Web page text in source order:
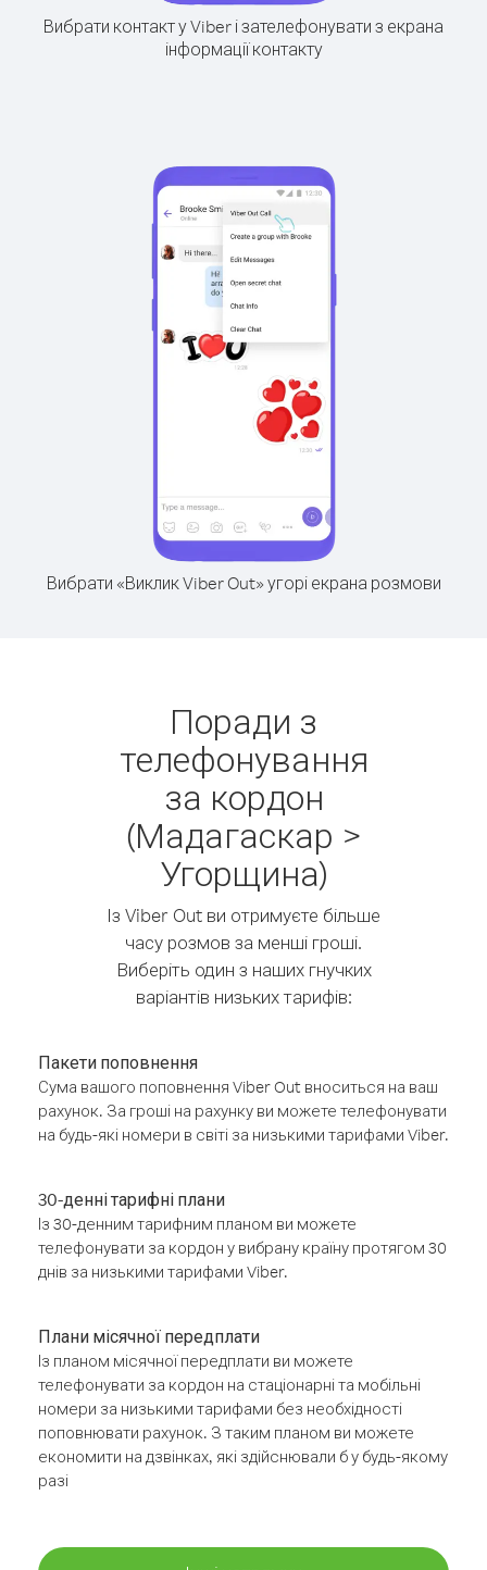
Вибрати контакт у Viber і зателефонувати з екрана
інформації контакту
Вибрати «Виклик Viber Out» угорі екрана розмови
Поради з
телефонування
за кордон
(Мадагаскар >
Угорщина)
Із Viber Out ви отримуєте більше
часу розмов за менші гроші.
Виберіть один з наших гнучких
варіантів низьких тарифів:
Пакети поповнення
Сума вашого поповнення Viber Out вноситься на ваш
рахунок. За гроші на рахунку ви можете телефонувати
на будь-які номери в світі за низькими тарифами Viber.
30-денні тарифні плани
Із 30-денним тарифним планом ви можете
телефонувати за кордон у вибрану країну протягом 30
днів за низькими тарифами Viber.
Плани місячної передплати
Із планом місячної передплати ви можете
телефонувати за кордон на стаціонарні та мобільні
номери за низькими тарифами без необхідності
поповнювати рахунок. З таким планом ви можете
економити на дзвінках, які здійснювали б у будь-якому
разі